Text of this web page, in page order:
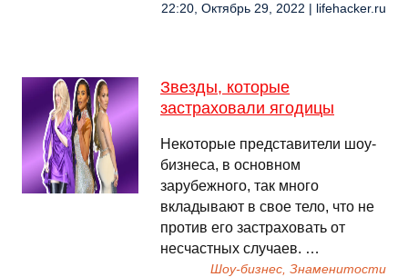
22:20, Октябрь 29, 2022 | lifehacker.ru
Звезды, которые
застраховали ягодицы
Некоторые представители шоу-
бизнеса, в основном
зарубежного, так много
вкладывают в свое тело, что не
против его застраховать от
несчастных случаев. …
Шоу-бизнес, Знаменитости